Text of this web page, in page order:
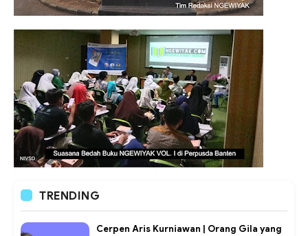
TRENDING
Cerpen Aris Kurniawan | Orang Gila yang